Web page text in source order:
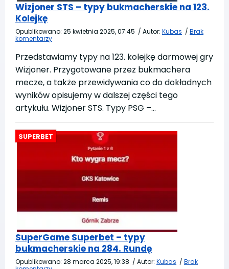
Wizjoner STS – typy bukmacherskie na 123.
Kolejkę
Opublikowano: 25 kwietnia 2025, 07:45 / Autor: Kubas / Brak
komentarzy
Przedstawiamy typy na 123. kolejkę darmowej gry
Wizjoner. Przygotowane przez bukmachera
mecze, a także przewidywania co do dokładnych
wyników opisujemy w dalszej części tego
artykułu. Wizjoner STS. Typy PSG –…
SuperGame Superbet – typy
bukmacherskie na 284. Rundę
Opublikowano: 28 marca 2025, 19:38 / Autor: Kubas / Brak